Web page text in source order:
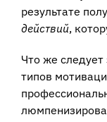
результате
действий,
Что же
типов